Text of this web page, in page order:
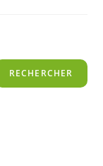
RECHERCHER